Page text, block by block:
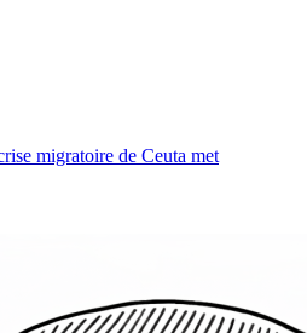
migratoire de Ceuta met